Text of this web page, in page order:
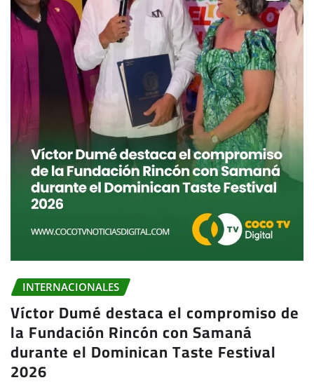
INTERNACIONALES
Víctor Dumé destaca el compromiso de
la Fundación Rincón con Samaná
durante el Dominican Taste Festival
2026